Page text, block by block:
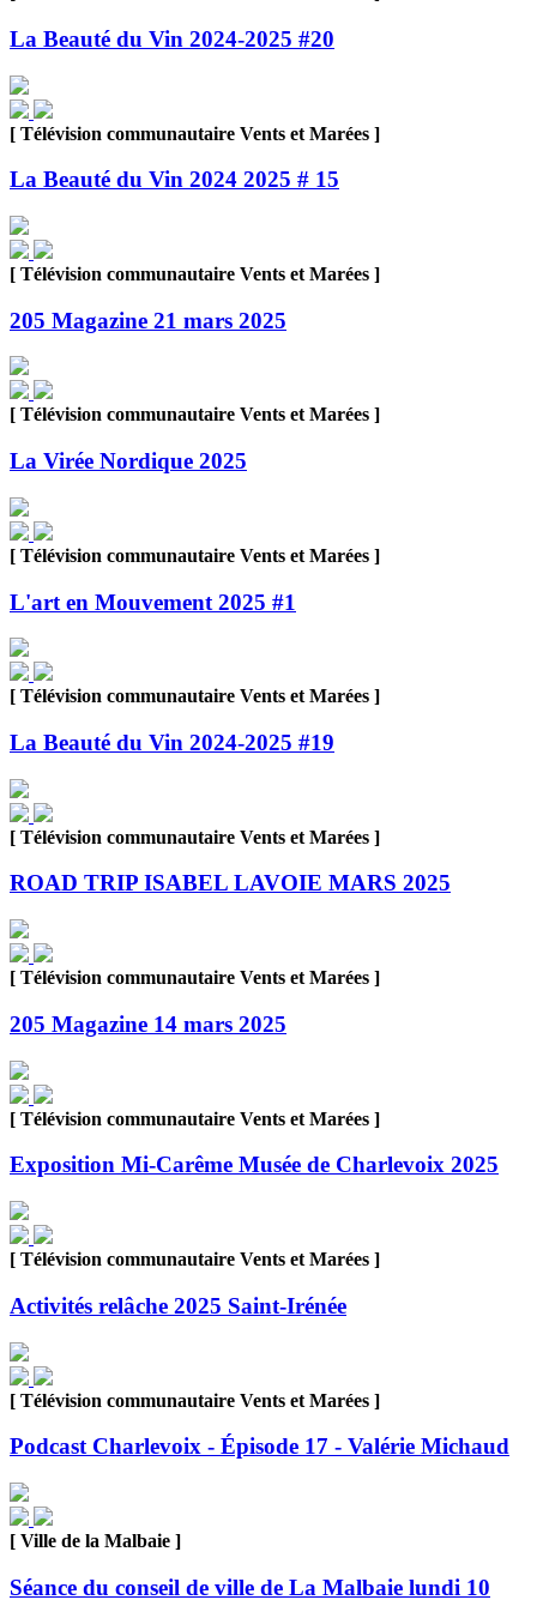
La Beauté du Vin 2024-2025 #20
[ Télévision communautaire Vents et Marées ]
La Beauté du Vin 2024 2025 # 15
[ Télévision communautaire Vents et Marées ]
205 Magazine 21 mars 2025
[ Télévision communautaire Vents et Marées ]
La Virée Nordique 2025
[ Télévision communautaire Vents et Marées ]
L'art en Mouvement 2025 #1
[ Télévision communautaire Vents et Marées ]
La Beauté du Vin 2024-2025 #19
[ Télévision communautaire Vents et Marées ]
ROAD TRIP ISABEL LAVOIE MARS 2025
[ Télévision communautaire Vents et Marées ]
205 Magazine 14 mars 2025
[ Télévision communautaire Vents et Marées ]
Exposition Mi-Carême Musée de Charlevoix 2025
[ Télévision communautaire Vents et Marées ]
Activités relâche 2025 Saint-Irénée
[ Télévision communautaire Vents et Marées ]
Podcast Charlevoix - Épisode 17 - Valérie Michaud
[ Ville de la Malbaie ]
Séance du conseil de ville de La Malbaie lundi 10